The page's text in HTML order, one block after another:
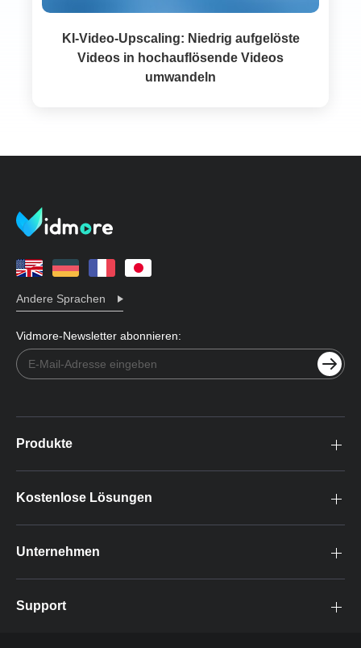
KI-Video-Upscaling: Niedrig aufgelöste
Videos in hochauflösende Videos
umwandeln
Andere Sprachen
Vidmore-Newsletter abonnieren:
Produkte
Kostenlose Lösungen
Unternehmen
Support